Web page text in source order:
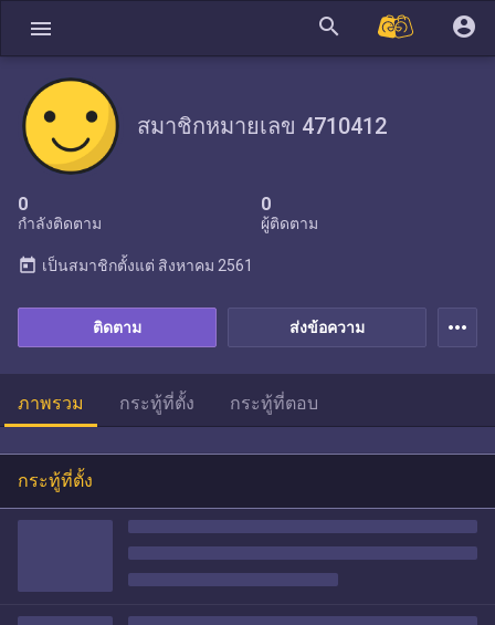
menu search account_circle
สมาชิกหมายเลข 4710412
0
กำลังติดตาม
0
ผู้ติดตาม
ส่งข้อความ
ติดตาม
today เป็นสมาชิกตั้งแต่ สิงหาคม 2561
more_horiz
ภาพรวม กระทู้ที่ตั้ง กระทู้ที่ตอบ
กระทู้ที่ตั้ง